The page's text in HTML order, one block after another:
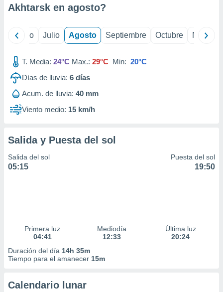
Akhtarsk en agosto?
Junio Julio Agosto Septiembre Octubre
T. Media: 24°C Max.: 29°C Min: 20°C
Días de lluvia: 6 días
Acum. de lluvia: 40 mm
Viento medio: 15 km/h
Salida y Puesta del sol
Salida del sol
05:15
Puesta del sol
19:50
Primera luz
04:41
Mediodía
12:33
Última luz
20:24
Duración del día 14h 35m
Tiempo para el amanecer 15m
Calendario lunar